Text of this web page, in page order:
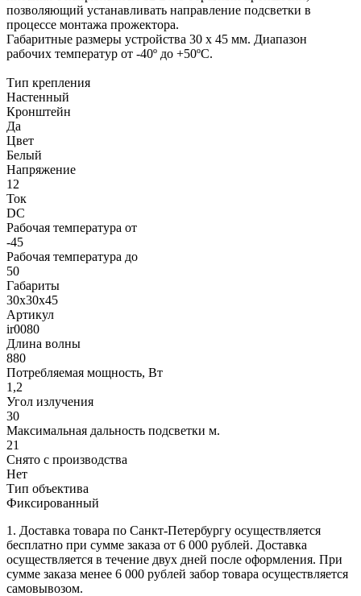
позволяющий устанавливать направление подсветки в
процессе монтажа прожектора.
Габаритные размеры устройства 30 x 45 мм. Диапазон
рабочих температур от -40º до +50ºС.
Тип крепления
Настенный
Кронштейн
Да
Цвет
Белый
Напряжение
12
Ток
DC
Рабочая температура от
-45
Рабочая температура до
50
Габариты
30x30x45
Артикул
ir0080
Длина волны
880
Потребляемая мощность, Вт
1,2
Угол излучения
30
Максимальная дальность подсветки м.
21
Снято с производства
Нет
Тип объектива
Фиксированный
1. Доставка товара по Санкт-Петербургу осуществляется
бесплатно при сумме заказа от 6 000 рублей. Доставка
осуществляется в течение двух дней после оформления. При
сумме заказа менее 6 000 рублей забор товара осуществляется
самовывозом.